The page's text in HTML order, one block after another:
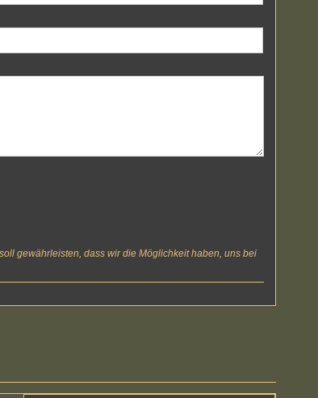
gewährleisten, dass wir die Möglichkeit haben, uns bei